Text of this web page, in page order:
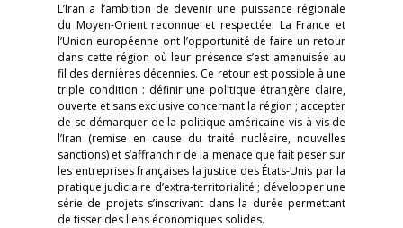
L’Iran a l’ambition de devenir une puissance régionale
du Moyen-Orient reconnue et respectée. La France et
l’Union européenne ont l’opportunité de faire un retour
dans cette région où leur présence s’est amenuisée au
fil des dernières décennies. Ce retour est possible à une
triple condition : définir une politique étrangère claire,
ouverte et sans exclusive concernant la région ; accepter
de se démarquer de la politique américaine vis-à-vis de
l’Iran (remise en cause du traité nucléaire, nouvelles
sanctions) et s’affranchir de la menace que fait peser sur
les entreprises françaises la justice des États-Unis par la
pratique judiciaire d’extra-territorialité ; développer une
série de projets s’inscrivant dans la durée permettant
de tisser des liens économiques solides.